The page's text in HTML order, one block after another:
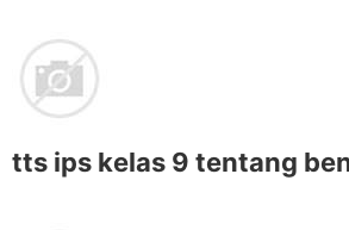
tts ips kelas 9 tentang